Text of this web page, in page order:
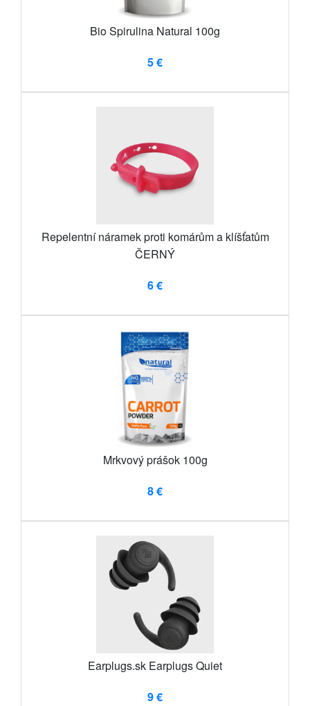
Bio Spirulina Natural 100g
5 €
Repelentní náramek proti komárům a klíšťatům
ČERNÝ
6 €
Mrkvový prášok 100g
8 €
Earplugs.sk Earplugs Quiet
9 €